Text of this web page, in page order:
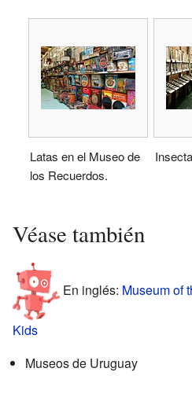
Latas en el Museo de
los Recuerdos.
Véase también
En inglés: Museum of
Kids
Museos de Uruguay